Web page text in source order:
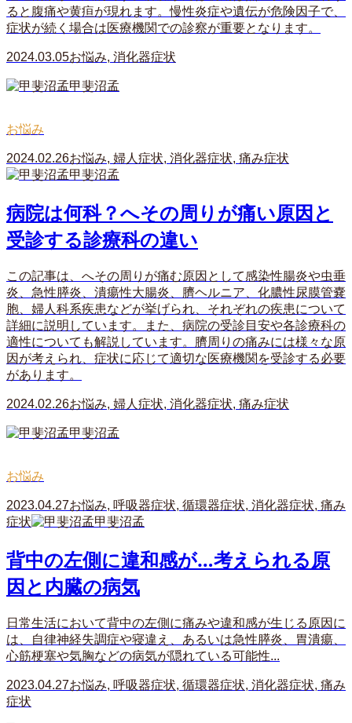
ると腹痛や黄疸が現れます。慢性炎症や遺伝が危険因子で、
症状が続く場合は医療機関での診察が重要となります。
2024.03.05お悩み, 消化器症状
甲斐沼孟
お悩み
2024.02.26お悩み, 婦人症状, 消化器症状, 痛み症状
甲斐沼孟
病院は何科？へその周りが痛い原因と
受診する診療科の違い
この記事は、へその周りが痛む原因として感染性腸炎や虫垂
炎、急性膵炎、潰瘍性大腸炎、臍ヘルニア、化膿性尿膜管嚢
胞、婦人科系疾患などが挙げられ、それぞれの疾患について
詳細に説明しています。また、病院の受診目安や各診療科の
適性についても解説しています。臍周りの痛みには様々な原
因が考えられ、症状に応じて適切な医療機関を受診する必要
があります。
2024.02.26お悩み, 婦人症状, 消化器症状, 痛み症状
甲斐沼孟
お悩み
2023.04.27お悩み, 呼吸器症状, 循環器症状, 消化器症状, 痛み
症状
甲斐沼孟
背中の左側に違和感が…考えられる原
因と内臓の病気
日常生活において背中の左側に痛みや違和感が生じる原因に
は、自律神経失調症や寝違え、あるいは急性膵炎、胃潰瘍、
心筋梗塞や気胸などの病気が隠れている可能性...
2023.04.27お悩み, 呼吸器症状, 循環器症状, 消化器症状, 痛み
症状